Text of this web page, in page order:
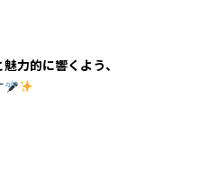
力的に響くよう、